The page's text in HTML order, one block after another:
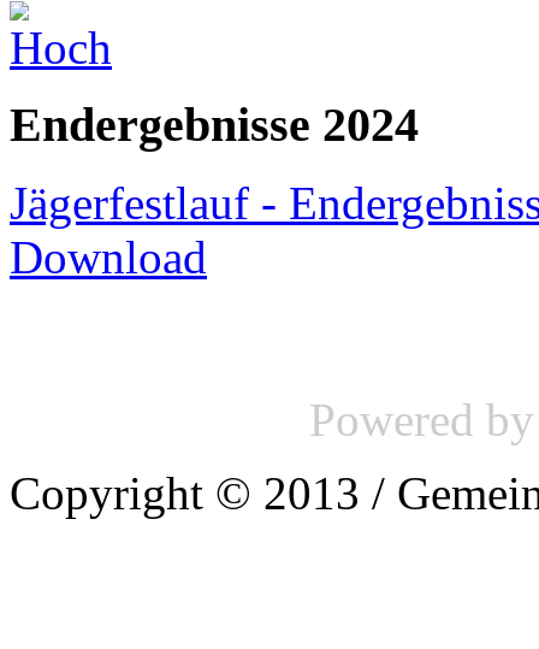
Endergebnisse 2024
Jägerfestlauf -
Download
Powered
Copyright © 2013 /